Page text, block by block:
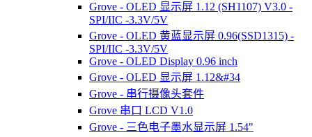
Grove - OLED 显示屏 1.12 (SH1107) V3.0 -
SPI/IIC -3.3V/5V
Grove - OLED 黄蓝显示屏 0.96(SSD1315) -
SPI/IIC -3.3V/5V
Grove - OLED Display 0.96 inch
Grove - OLED 显示屏 1.12&#34
Grove - 串行摄像头套件
Grove 串口 LCD V1.0
Grove - 三色电子墨水显示屏 1.54"